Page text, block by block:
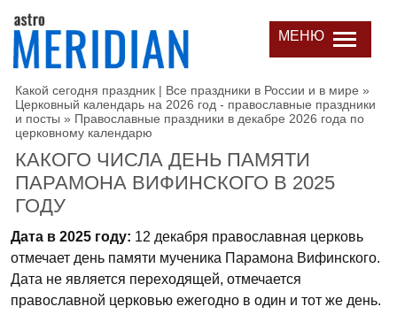
МЕНЮ
Какой сегодня праздник | Все праздники в России и в мире »
Церковный календарь на 2026 год - православные праздники
и посты » Православные праздники в декабре 2026 года по
церковному календарю
КАКОГО ЧИСЛА ДЕНЬ ПАМЯТИ
ПАРАМОНА ВИФИНСКОГО В 2025
ГОДУ
Дата в 2025 году: 12 декабря православная церковь
отмечает день памяти мученика Парамона Вифинского.
Дата не является переходящей, отмечается
православной церковью ежегодно в один и тот же день.